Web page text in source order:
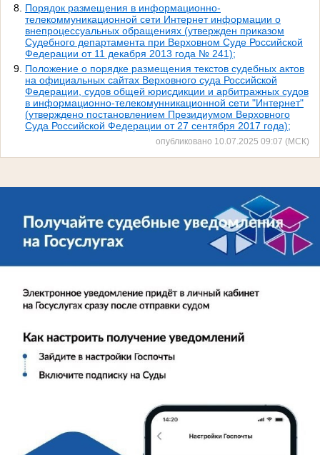
Порядок размещения в информационно-
телекоммуникационной сети Интернет информации о
внепроцессуальных обращениях (утвержден приказом
Судебного департамента при Верховном Суде Российской
Федерации от 11 декабря 2013 года № 241);
Положение о порядке размещения текстов судебных актов
на официальных сайтах Верховного суда Российской
Федерации, судов общей юрисдикции и арбитражных судов
в информационно-телекомунникационной сети "Интернет"
(утверждено постановлением Президиумом Верховного
Суда Российской Федерации от 27 сентября 2017 года);
опубликовано 10.07.2025 09:07 (МСК)